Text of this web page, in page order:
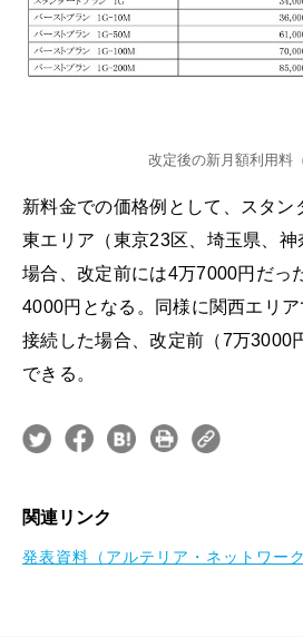
改定後の新月額利用料
新料金での価格例として、スタン
東エリア（東京23区、埼玉県、神
場合、改定前には4万7000円だっ
4000円となる。同様に関西エリ
接続した場合、改定前（7万3000
できる。
関連リンク
発表資料（アルテリア・ネットワーク